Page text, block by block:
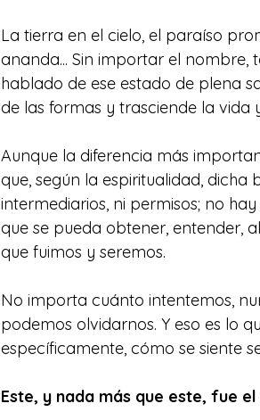
La tierra en el cielo, el paraíso
ananda... Sin importar el nombre,
hablado de ese estado de plena
de las formas y trasciende la vida
Aunque la diferencia más
que, según la espiritualidad,
intermediarios, ni permisos; no
que se pueda obtener, entender,
que fuimos y seremos.
No importa cuánto intentemos,
podemos olvidarnos. Y eso es lo
específicamente, cómo se siente
Este, y nada más que este, fue